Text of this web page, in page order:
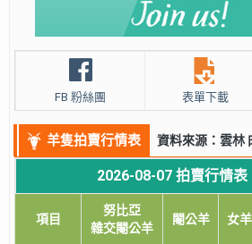
FB 粉絲團 表單下載
羊隻拍賣行情表 資料來源：雲林
2026-08-07 拍賣行情表
項目
努比亞
雜交閹公羊
閹公羊 女羊